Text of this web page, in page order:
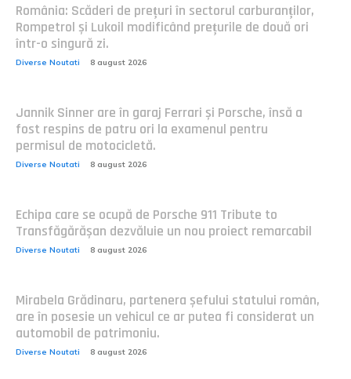
România: Scăderi de prețuri în sectorul carburanților,
Rompetrol și Lukoil modificând prețurile de două ori
într-o singură zi.
Diverse Noutati 8 august 2026
Jannik Sinner are în garaj Ferrari și Porsche, însă a
fost respins de patru ori la examenul pentru
permisul de motocicletă.
Diverse Noutati 8 august 2026
Echipa care se ocupă de Porsche 911 Tribute to
Transfăgărășan dezvăluie un nou proiect remarcabil
Diverse Noutati 8 august 2026
Mirabela Grădinaru, partenera șefului statului român,
are în posesie un vehicul ce ar putea fi considerat un
automobil de patrimoniu.
Diverse Noutati 8 august 2026